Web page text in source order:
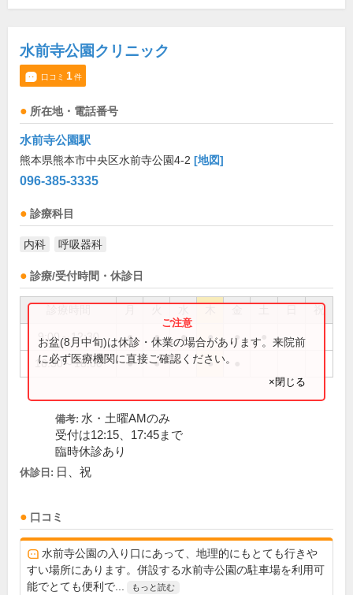
水前寺公園クリニック
口コミ 1件
所在地・電話番号
水前寺公園駅
熊本県熊本市中央区水前寺公園4-2 [地図]
096-385-3335
診療科目
内科 呼吸器科
診療/受付時間・休診日
祝
9:00～12:30 ● ● ● ● ●
16:30～18:00 ● ● ●
お盆(8月中旬)は休診・休業の場合があります。来院前
に必ず医療機関に直接ご確認ください。
×閉じる
備考: 水・土曜AMのみ
受付は12:15、17:45まで
臨時休診あり
休診日: 日、祝
口コミ
水前寺公園の入り口にあって、地理的にもとても行きや
すい場所にあります。併設する水前寺公園の駐車場を利用可
能でとても便利で...
もっと読む